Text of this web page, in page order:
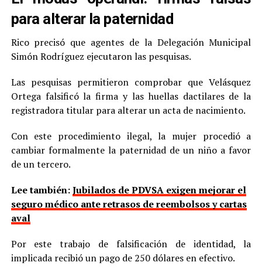
para alterar la paternidad
Rico precisó que agentes de la Delegación Municipal
Simón Rodríguez ejecutaron las pesquisas.
Las pesquisas permitieron comprobar que Velásquez
Ortega falsificó la firma y las huellas dactilares de la
registradora titular para alterar un acta de nacimiento.
Con este procedimiento ilegal, la mujer procedió a
cambiar formalmente la paternidad de un niño a favor
de un tercero.
Lee también:Jubilados de PDVSA exigen mejorar el
seguro médico ante retrasos de reembolsos y cartas
aval
Por este trabajo de falsificación de identidad, la
implicada recibió un pago de 250 dólares en efectivo.